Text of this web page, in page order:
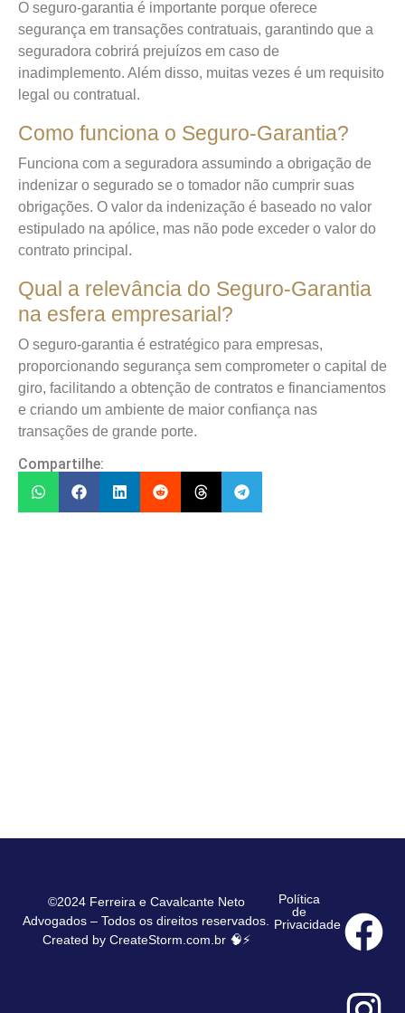
O seguro-garantia é importante porque oferece
segurança em transações contratuais, garantindo que a
seguradora cobrirá prejuízos em caso de
inadimplemento. Além disso, muitas vezes é um requisito
legal ou contratual.
Como funciona o Seguro-Garantia?
Funciona com a seguradora assumindo a obrigação de
indenizar o segurado se o tomador não cumprir suas
obrigações. O valor da indenização é baseado no valor
estipulado na apólice, mas não pode exceder o valor do
contrato principal.
Qual a relevância do Seguro-Garantia
na esfera empresarial?
O seguro-garantia é estratégico para empresas,
proporcionando segurança sem comprometer o capital de
giro, facilitando a obtenção de contratos e financiamentos
e criando um ambiente de maior confiança nas
transações de grande porte.
Compartilhe:
©2024 Ferreira e Cavalcante Neto
Advogados – Todos os direitos reservados.
Created by CreateStorm.com.br🧠⚡
Política
de
Privacidade